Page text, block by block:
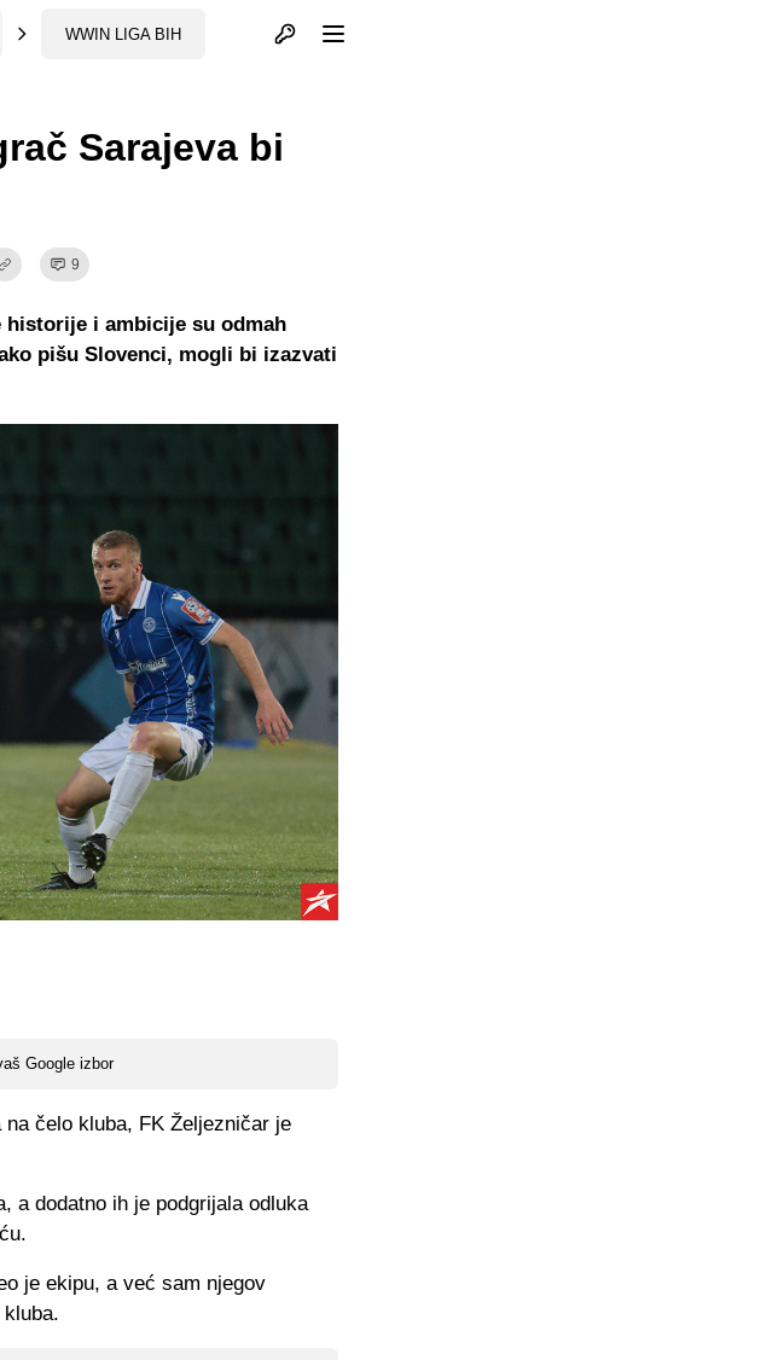
WWIN LIGA BIH Otvori profil
Sarajeva bi
9
Google izbor
i ambicije su odmah
pišu Slovenci, mogli bi izazvati
čelo kluba, FK Željezničar je
a dodatno ih je podgrijala odluka
je ekipu, a već sam njegov